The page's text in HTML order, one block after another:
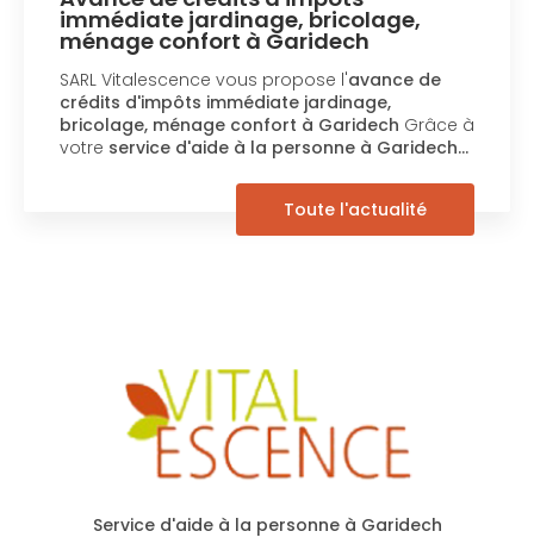
jardinage, bricolage,
confort à Garidech
Vitalescence vous propose l'avance de
d'impôts immédiate jardinage,
ménage confort à GaridechGrâce à
service d'aide à la personne à Garidech…
Toute l'actualité
Service d'aide à la personne à Garidech